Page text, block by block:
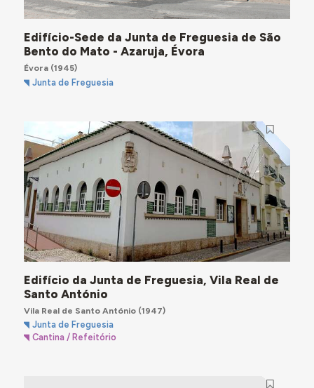
Edifício-Sede da Junta de Freguesia de São
Bento do Mato - Azaruja, Évora
Évora(1945)
Junta de Freguesia
Edifício da Junta de Freguesia, Vila Real de
Santo António
Vila Real de Santo António(1947)
Junta de Freguesia
Cantina / Refeitório